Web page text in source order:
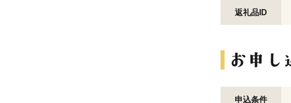
返礼品ID
申込条件